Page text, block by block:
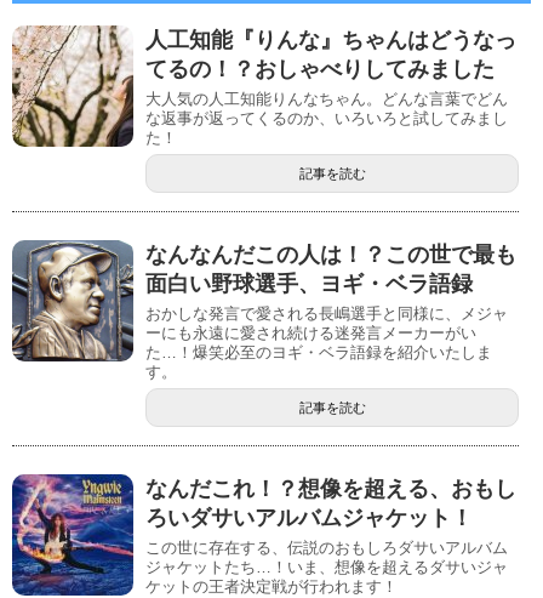
人工知能『りんな』ちゃんはどうなっ
てるの！？おしゃべりしてみました
大人気の人工知能りんなちゃん。どんな言葉でどん
な返事が返ってくるのか、いろいろと試してみまし
た！
記事を読む
なんなんだこの人は！？この世で最も
面白い野球選手、ヨギ・ベラ語録
おかしな発言で愛される長嶋選手と同様に、メジャ
ーにも永遠に愛され続ける迷発言メーカーがい
た…！爆笑必至のヨギ・ベラ語録を紹介いたしま
す。
記事を読む
なんだこれ！？想像を超える、おもし
ろいダサいアルバムジャケット！
この世に存在する、伝説のおもしろダサいアルバム
ジャケットたち…！いま、想像を超えるダサいジャ
ケットの王者決定戦が行われます！